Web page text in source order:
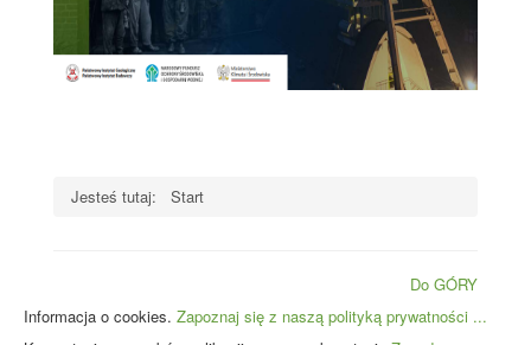
Jesteś tutaj: Start
Do GÓRY
Informacja o cookies. Zapoznaj się z naszą polityką prywatności ...